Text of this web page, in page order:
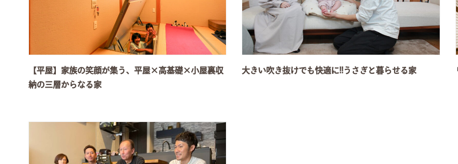
【平屋】家族の笑顔が集う、平屋×高基礎×小屋裏収
納の三層からなる家
大きい吹き抜けでも快適に!!うさぎと暮らせる家